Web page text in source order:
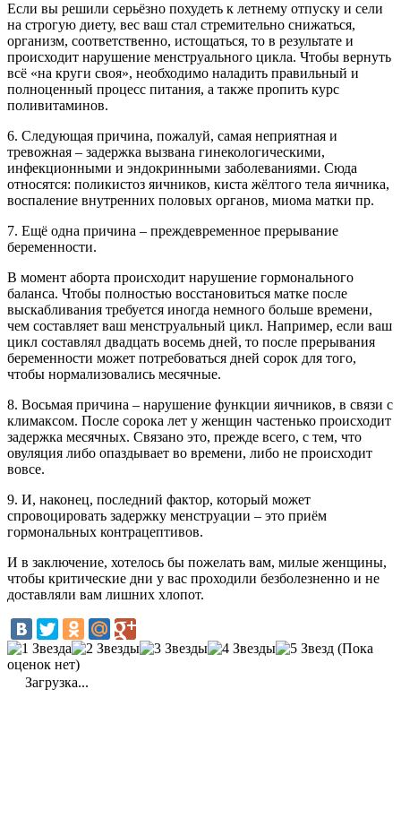
Если вы решили серьёзно похудеть к летнему отпуску и сели
на строгую диету, вес ваш стал стремительно снижаться,
организм, соответственно, истощаться, то в результате и
происходит нарушение менструального цикла. Чтобы вернуть
всё «на круги своя», необходимо наладить правильный и
полноценный процесс питания, а также пропить курс
поливитаминов.
6. Следующая причина, пожалуй, самая неприятная и
тревожная – задержка вызвана гинекологическими,
инфекционными и эндокринными заболеваниями. Сюда
относятся: поликистоз яичников, киста жёлтого тела яичника,
воспаление внутренних половых органов, миома матки пр.
7. Ещё одна причина – преждевременное прерывание
беременности.
В момент аборта происходит нарушение гормонального
баланса. Чтобы полностью восстановиться матке после
выскабливания требуется иногда немного больше времени,
чем составляет ваш менструальный цикл. Например, если ваш
цикл составлял двадцать восемь дней, то после прерывания
беременности может потребоваться дней сорок для того,
чтобы нормализовались месячные.
8. Восьмая причина – нарушение функции яичников, в связи с
климаксом. После сорока лет у женщин частенько происходит
задержка месячных. Связано это, прежде всего, с тем, что
овуляция либо опаздывает во времени, либо не происходит
вовсе.
9. И, наконец, последний фактор, который может
спровоцировать задержку менструации – это приём
гормональных контрацептивов.
И в заключение, хотелось бы пожелать вам, милые женщины,
чтобы критические дни у вас проходили безболезненно и не
доставляли вам лишних хлопот.
(Пока
оценок нет)
Загрузка...